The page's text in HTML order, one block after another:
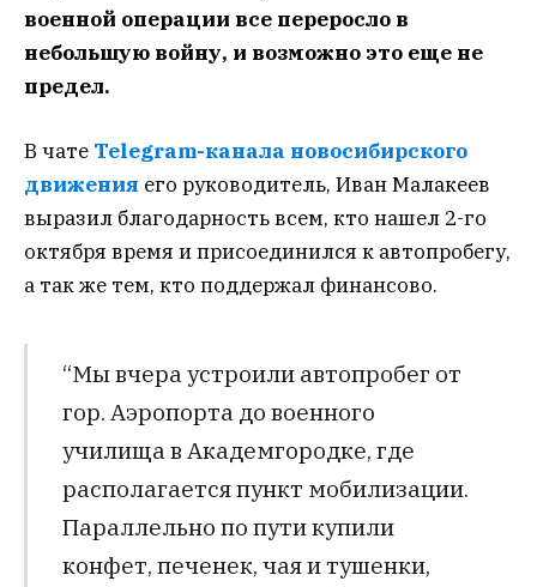
военной операции все переросло в
небольшую войну, и возможно это еще не
предел.
В чате Telegram-канала новосибирского
движения его руководитель, Иван Малакеев
выразил благодарность всем, кто нашел 2-го
октября время и присоединился к автопробегу,
а так же тем, кто поддержал финансово.
“Мы вчера устроили автопробег от
гор. Аэропорта до военного
училища в Академгородке, где
располагается пункт мобилизации.
Параллельно по пути купили
конфет, печенек, чая и тушенки,